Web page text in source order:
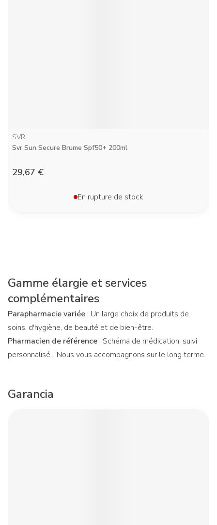
SVR
Svr Sun Secure Brume Spf50+ 200ml
29,67 €
En rupture de stock
Gamme élargie et services
complémentaires
Parapharmacie variée : Un large choix de produits de
soins, d'hygiène, de beauté et de bien-être.
Pharmacien de référence : Schéma de médication, suivi
personnalisé... Nous vous accompagnons sur le long terme.
Garancia